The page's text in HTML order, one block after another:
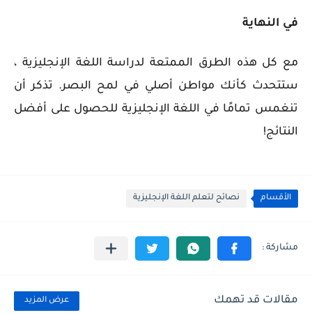
في النهاية
مع كل هذه الطرق الممتعة لدراسة اللغة الإنجليزية ،
ستتحدث كأنك مواطن أصلي في لمح البصر. تذكر أن
تنغمس تمامًا في اللغة الإنجليزية للحصول على أفضل
النتائج!
الأقسام نصائح لتعلم اللغة الإنجليزية
مقالات قد تهمك عرض المزيد